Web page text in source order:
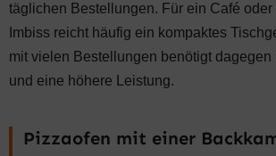
täglichen Bestellungen. Für ein Café
Imbiss reicht häufig ein kompaktes
mit vielen Bestellungen benötigt dagegen
und eine höhere Leistung.
Pizzaofen mit einer